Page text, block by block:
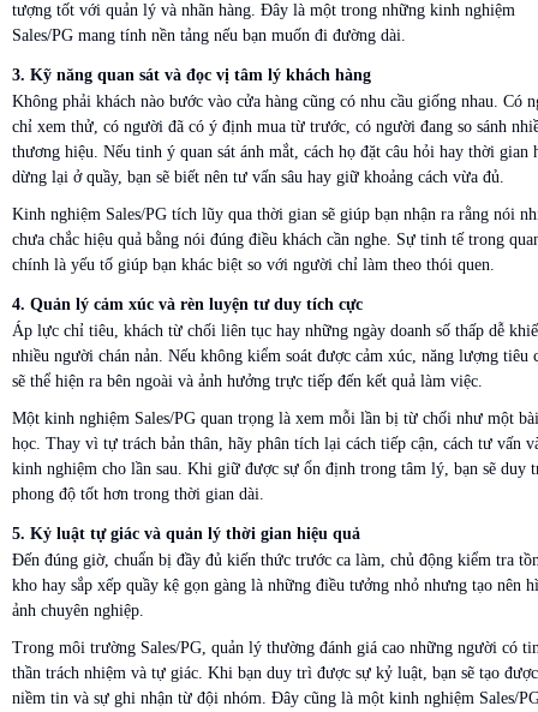
tượng tốt với quản lý và nhãn hàng. Đây là một trong những kinh nghiệm
Sales/PG mang tính nền tảng nếu bạn muốn đi đường dài.
3. Kỹ năng quan sát và đọc vị tâm lý khách hàng
Không phải khách nào bước vào cửa hàng cũng có nhu cầu giống nhau. Có
chỉ xem thử, có người đã có ý định mua từ trước, có người đang so sánh
thương hiệu. Nếu tinh ý quan sát ánh mắt, cách họ đặt câu hỏi hay thời gian
dừng lại ở quầy, bạn sẽ biết nên tư vấn sâu hay giữ khoảng cách vừa đủ.
Kinh nghiệm Sales/PG tích lũy qua thời gian sẽ giúp bạn nhận ra rằng nói
chưa chắc hiệu quả bằng nói đúng điều khách cần nghe. Sự tinh tế trong
chính là yếu tố giúp bạn khác biệt so với người chỉ làm theo thói quen.
4. Quản lý cảm xúc và rèn luyện tư duy tích cực
Áp lực chỉ tiêu, khách từ chối liên tục hay những ngày doanh số thấp dễ
nhiều người chán nản. Nếu không kiểm soát được cảm xúc, năng lượng tiêu
sẽ thể hiện ra bên ngoài và ảnh hưởng trực tiếp đến kết quả làm việc.
Một kinh nghiệm Sales/PG quan trọng là xem mỗi lần bị từ chối như một bài
học. Thay vì tự trách bản thân, hãy phân tích lại cách tiếp cận, cách tư vấn
kinh nghiệm cho lần sau. Khi giữ được sự ổn định trong tâm lý, bạn sẽ duy
phong độ tốt hơn trong thời gian dài.
5. Kỷ luật tự giác và quản lý thời gian hiệu quả
Đến đúng giờ, chuẩn bị đầy đủ kiến thức trước ca làm, chủ động kiểm tra
kho hay sắp xếp quầy kệ gọn gàng là những điều tưởng nhỏ nhưng tạo nên
ảnh chuyên nghiệp.
Trong môi trường Sales/PG, quản lý thường đánh giá cao những người có
thần trách nhiệm và tự giác. Khi bạn duy trì được sự kỷ luật, bạn sẽ tạo được
niềm tin và sự ghi nhận từ đội nhóm. Đây cũng là một kinh nghiệm Sales/